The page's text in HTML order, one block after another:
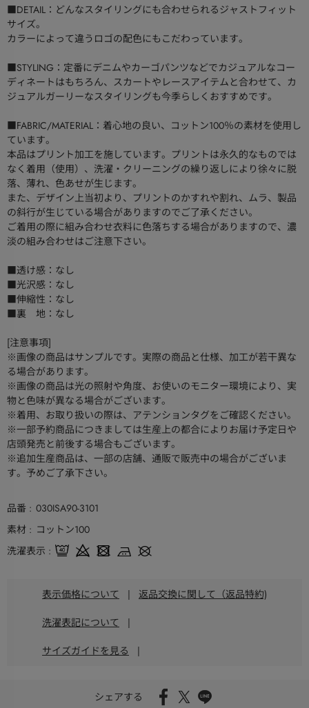
■DETAIL：どんなスタイリングにも合わせられるジャストフィット
サイズ。
カラーによって違うロゴの配色にもこだわっています。
■STYLING：定番にデニムやカーゴパンツなどでカジュアルなコー
ディネートはもちろん、スカートやレースアイテムと合わせて、カ
ジュアルガーリーなスタイリングも今季らしくおすすめです。
■FABRIC/MATERIAL：着心地の良い、コットン100％の素材を使用し
ています。
本品はプリント加工を施しています。プリントは永久的なものでは
なく着用（使用）、洗濯・クリーニングの繰り返しにより徐々に脱
落、薄れ、色あせが生じます。
また、デザイン上当初より、プリントのかすれや割れ、ムラ、製品
の斜行が生じている場合がありますのでご了承ください。
ご着用の際に組み合わせ衣料に色落ちする場合がありますので、濃
淡の組み合わせはご注意下さい。
■透け感：なし
■光沢感：なし
■伸縮性：なし
■裏 地：なし
[注意事項]
※画像の商品はサンプルです。実際の商品と仕様、加工が若干異な
る場合があります。
※画像の商品は光の照射や角度、お使いのモニター環境により、実
物と色味が異なる場合がございます。
※着用、お取り扱いの際は、アテンションタグをご確認ください。
※一部予約商品につきましては生産上の都合によりお届け予定日や
店頭発売と前後する場合もございます。
※追加生産商品は、一部の店舗、通販で販売中の場合がございま
す。予めご了承下さい。
品番
030ISA90-3101
素材
コットン100
洗濯表示
表示価格について | 返品交換に関して（返品特約)
洗濯表記について |
サイズガイドを見る |
シェアする